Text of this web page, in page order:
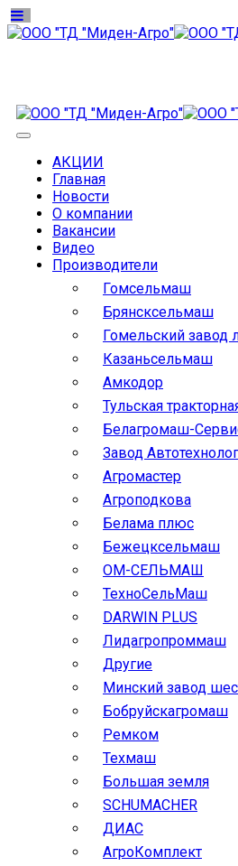
АКЦИИ
Главная
Новости
О компании
Вакансии
Видео
Производители
Гомсельмаш
Брянсксельмаш
Гомельский завод
Казаньсельмаш
Амкодор
Тульская
Белагромаш-
Завод
Агромастер
Агроподкова
Белама плюс
Бежецксельмаш
ОМ-СЕЛЬМАШ
ТехноСельМаш
DARWIN PLUS
Лидагропроммаш
Другие
Минский завод
Бобруйскагромаш
Ремком
Техмаш
Большая земля
SCHUMACHER
ДИАС
АгроКомплект